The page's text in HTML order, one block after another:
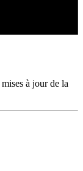
à jour de la